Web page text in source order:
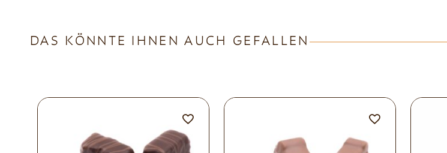
DAS KÖNNTE IHNEN AUCH GEFALLEN